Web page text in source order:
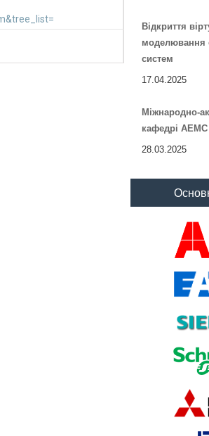
Відкриття
моделювання
систем
17.04.2025
Міжнародно-
кафедрі
28.03.2025